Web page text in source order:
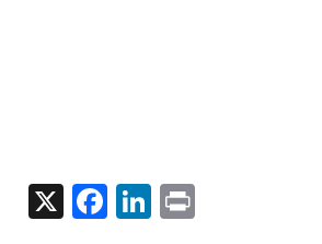
X Facebook
LinkedIn